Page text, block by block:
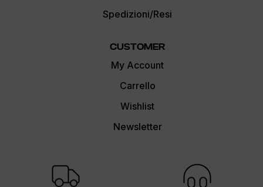
Spedizioni/Resi
CUSTOMER
My Account
Carrello
Wishlist
Newsletter